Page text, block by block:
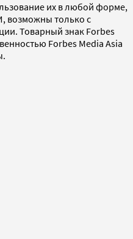
их в любой форме,
возможны только с
Товарный знак Forbes
Forbes Media Asia